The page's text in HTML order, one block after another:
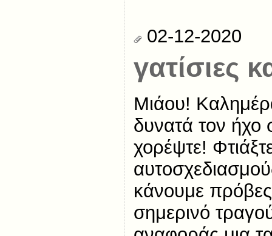
02-12-2020
γατίσιες
Μιάου!
δυνατά τον ήχο
χορέψτε!
κάνουμε
σημερινό